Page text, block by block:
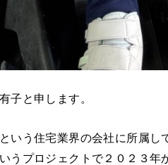
子と申します。
いう住宅業界の会社に所属
うプロジェクトで２０２３年